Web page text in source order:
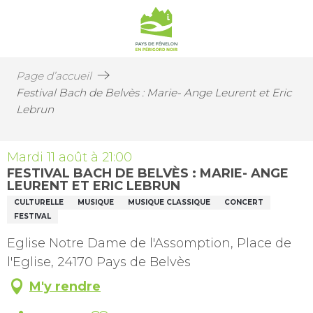
Page d’accueil
Festival Bach de Belvès : Marie- Ange Leurent et Eric
Lebrun
Mardi 11 août à 21:00
FESTIVAL BACH DE BELVÈS : MARIE- ANGE
LEURENT ET ERIC LEBRUN
CULTURELLE MUSIQUE MUSIQUE CLASSIQUE
CONCERT
FESTIVAL
Eglise Notre Dame de l'Assomption, Place de
l'Eglise, 24170 Pays de Belvès
M'y rendre